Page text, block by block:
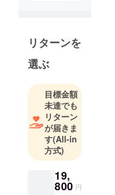
品、この製
品も実は私
たちが開発
していま
す。
リターンを
選ぶ
目標金額
未達でも
リターン
が届きま
す(All-in
方式)
19,
800 円